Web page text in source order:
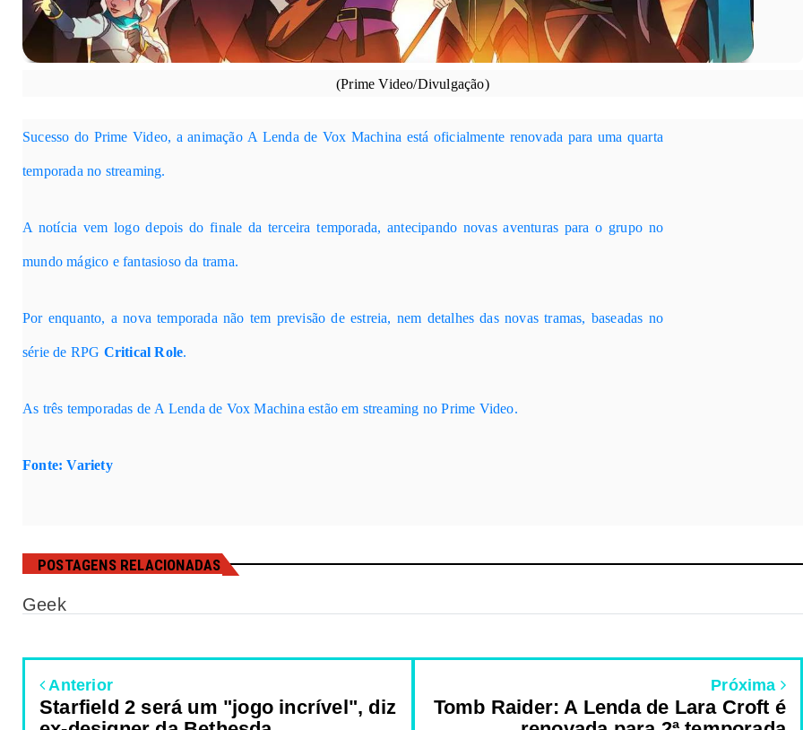
(Prime Video/Divulgação)
Sucesso do Prime Video, a animação A Lenda de Vox Machina está oficialmente renovada para uma quarta
temporada no streaming.
A notícia vem logo depois do finale da terceira temporada, antecipando novas aventuras para o grupo no
mundo mágico e fantasioso da trama.
Por enquanto, a nova temporada não tem previsão de estreia, nem detalhes das novas tramas, baseadas no
série de RPG Critical Role.
As três temporadas de A Lenda de Vox Machina estão em streaming no Prime Video.
Fonte: Variety
POSTAGENS RELACIONADAS
Geek
Anterior
Starfield 2 será um "jogo incrível", diz
Próxima
Tomb Raider: A Lenda de Lara Croft é